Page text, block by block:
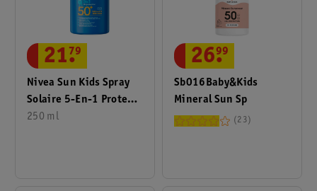
Nivea Sun Kids Spray
Solaire 5-En-1 Protect
& Hydrate FPS50+
250 ml
21.
79
Sb016Baby&Kids
Mineral Sun Sp
26.
99
23